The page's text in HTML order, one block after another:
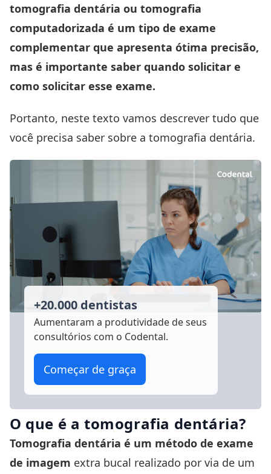
tomografia dentária ou tomografia
computadorizada é um tipo de exame
complementar que apresenta ótima precisão,
mas é importante saber quando solicitar e
como solicitar esse exame.
Portanto, neste texto vamos descrever tudo que
você precisa saber sobre a tomografia dentária.
+20.000 dentistas
Aumentaram a produtividade de seus
consultórios com o Codental.
Começar de graça
O que é a tomografia dentária?
Tomografia dentária é um método de exame
de imagem extra bucal realizado por via de um